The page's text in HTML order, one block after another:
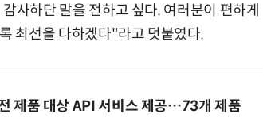
사하단 말을 전하고 싶다. 여러분이 편하게
최선을 다하겠다"라고 덧붙였다.
제품 대상 API 서비스 제공…73개 제품